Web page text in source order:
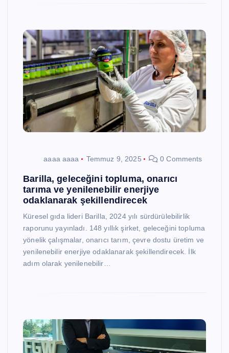
aaaa aaaa Temmuz 9, 2025 0 Comments
Barilla, geleceğini topluma, onarıcı
tarıma ve yenilenebilir enerjiye
odaklanarak şekillendirecek
Küresel gıda lideri Barilla, 2024 yılı sürdürülebilirlik
raporunu yayınladı. 148 yıllık şirket, geleceğini topluma
yönelik çalışmalar, onarıcı tarım, çevre dostu üretim ve
yenilenebilir enerjiye odaklanarak şekillendirecek. İlk
adım olarak yenilenebilir…